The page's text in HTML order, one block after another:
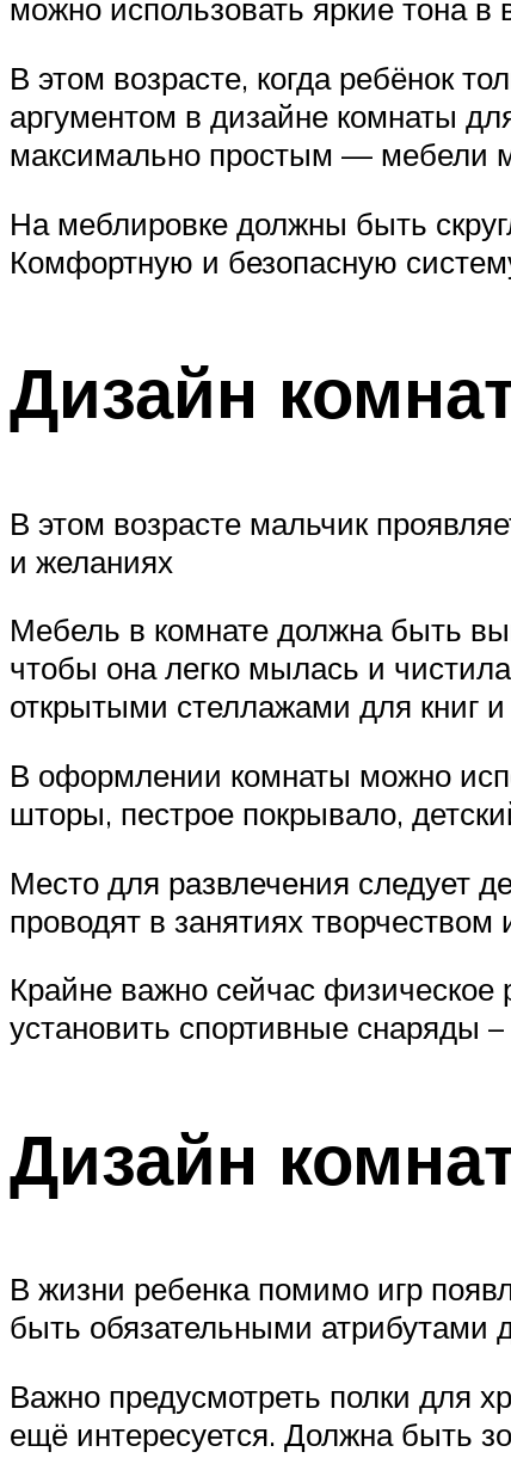
можно использовать яркие тона в
В этом возрасте, когда ребёнок
аргументом в дизайне комнаты
максимально простым — мебели
На меблировке должны быть
Комфортную и безопасную
Дизайн
В этом возрасте мальчик
и желаниях
Мебель в комнате должна быть
чтобы она легко мылась и
открытыми стеллажами для книг
В оформлении комнаты можно
шторы, пестрое покрывало,
Место для развлечения следует
проводят в занятиях творчеством
Крайне важно сейчас физическое
установить спортивные снаряды
Дизайн
В жизни ребенка помимо игр
быть обязательными атрибутами
Важно предусмотреть полки для
ещё интересуется. Должна быть